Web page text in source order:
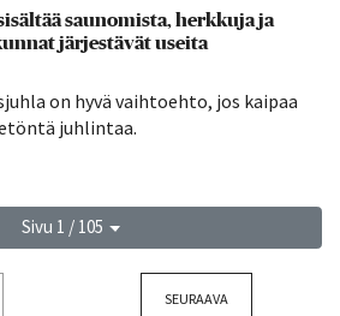
saunomista, herkkuja ja
järjestävät useita
on hyvä vaihtoehto, jos kaipaa
juhlintaa.
Sivu 1 / 105
SEURAAVA